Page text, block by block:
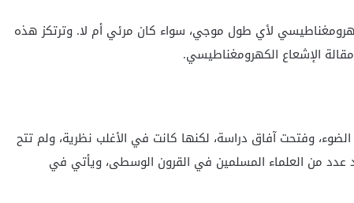
لأي طول موجي، سواء كان مرئي أم لا. وترتكز هذه
الإشعاع الكهرومغناطيسي.
وفتحت آفاق دراسة، لكنها كانت في الأغلب نظرية، ولم تتح
عدد من العلماء المسلمين في القرون الوسطى، ويأتي في